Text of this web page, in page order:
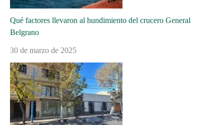
Qué factores llevaron al hundimiento del crucero General
Belgrano
30 de marzo de 2025